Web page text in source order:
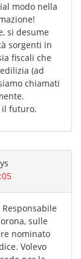
modo nella
si desume
sorgenti in
fiscali che
(ad
chiamati
il futuro.
sulle
nominato
Volevo